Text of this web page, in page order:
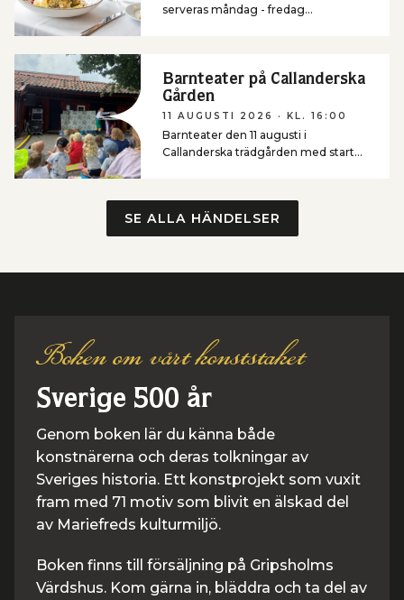
serveras måndag - fredag
Barnteater på Callanderska
Gården
11 AUGUSTI 2026 · KL. 16:00
Barnteater den 11 augusti i
Callanderska trädgården med start
SE ALLA HÄNDELSER
Boken om vårt konststaket
Sverige 500 år
Genom boken lär du känna både
konstnärerna och deras tolkningar av
Sveriges historia. Ett konstprojekt som vuxit
fram med 71 motiv som blivit en älskad del
av Mariefreds kulturmiljö.
Boken finns till försäljning på Gripsholms
Värdshus. Kom gärna in, bläddra och ta del av